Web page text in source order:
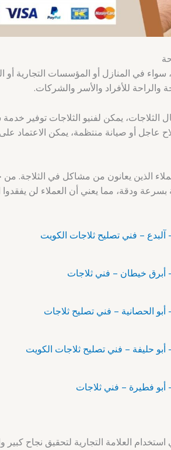
سواء في المنازل أو المؤسسات التجارية أو
والراحة للأفراد والأسر والشركات.
يمكن لفنيو الثلاجات توفير
عاجل أو صيانة منتظمة، يمكن الاعتماد
الذين يعانون من مشاكل في الثلاجة.
ودقة، مما يعني أن العملاء لن يفقدوا
العلامة التجارية لتحقيق نجاح كبير